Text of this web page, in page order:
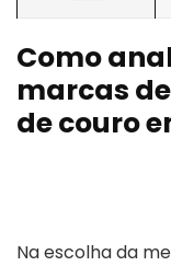
Como
marcas
de couro
Na escolha da